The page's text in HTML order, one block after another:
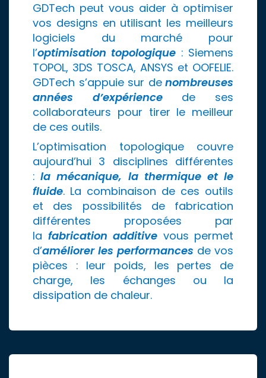
GDTech peut vous aider à optimiser
vos designs en utilisant les meilleurs
logiciels du marché pour
l’optimisation topologique : Siemens
TOPOL, 3DS TOSCA, ANSYS et OOFELIE.
GDTech s’appuie sur de nombreuses
années d’expériencede ses
collaborateurs pour tirer le meilleur
de ces outils.
L’optimisation topologique couvre
aujourd’hui 3 disciplines différentes
: la mécanique, la thermique et le
fluide. La combinaison de ces outils
et des possibilités de fabrication
différentes proposées par
la fabrication additive vous permet
d’améliorer les performances de vos
pièces : leur poids, les pertes de
charge, les échanges ou la
dissipation de chaleur.